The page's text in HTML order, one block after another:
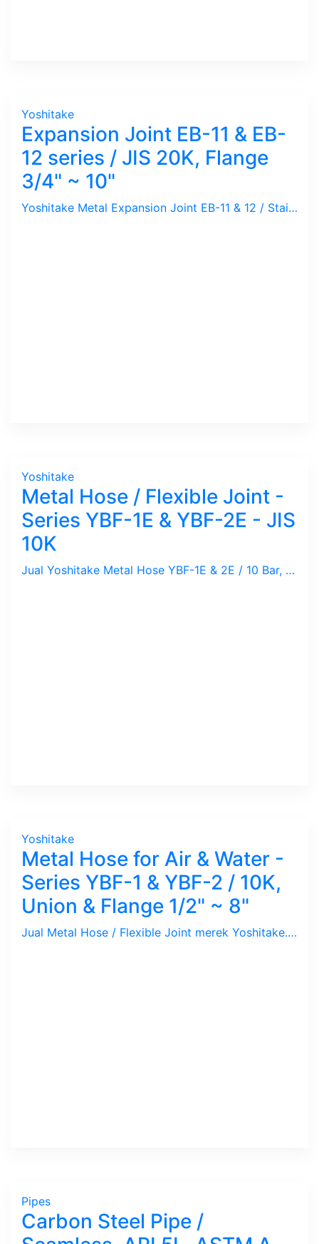
Yoshitake
Expansion Joint EB-11 & EB-
12 series / JIS 20K, Flange
3/4" ~ 10"
Yoshitake Metal Expansion Joint EB-11 & 12 / Stainless Steel Bellow, 20 Bar, 220 C, JIS 20K Flange 3/4" s/d 10". Bellow akan berfungsi setelah setting screw di-lepas / Compression 25 mm dan Expansion 10 mm. Hubungi kami untuk kalkulasi Expansion Rate dan Jumlah Bellow yang di-butuhkan sepanjang Pipa.
Yoshitake
Metal Hose / Flexible Joint -
Series YBF-1E & YBF-2E - JIS
10K
Jual Yoshitake Metal Hose YBF-1E & 2E / 10 Bar, 220 C, Screw Union 1/2" ~ 2" & JIS 10K Flange 3/4" ~ 6" dengan pilihan panjang 300, 500 & 1,000 mm. Flexible Joint ini untuk penyambung Mesin bergetar dan Pipa mati biar tidak terjadi kebocoran. Ideal utk Uap, Udara, Gas dan Cairan.
Yoshitake
Metal Hose for Air & Water -
Series YBF-1 & YBF-2 / 10K,
Union & Flange 1/2" ~ 8"
Jual Metal Hose / Flexible Joint merek Yoshitake. Ideal untuk isolasi getaran antara Pipa dan alat bergetar seperti Kompressor dan Pompa. Kami menjual Fix Length 300, 500 & 1000 mm dengan koneksi Drat atau Flange.
Pipes
Carbon Steel Pipe /